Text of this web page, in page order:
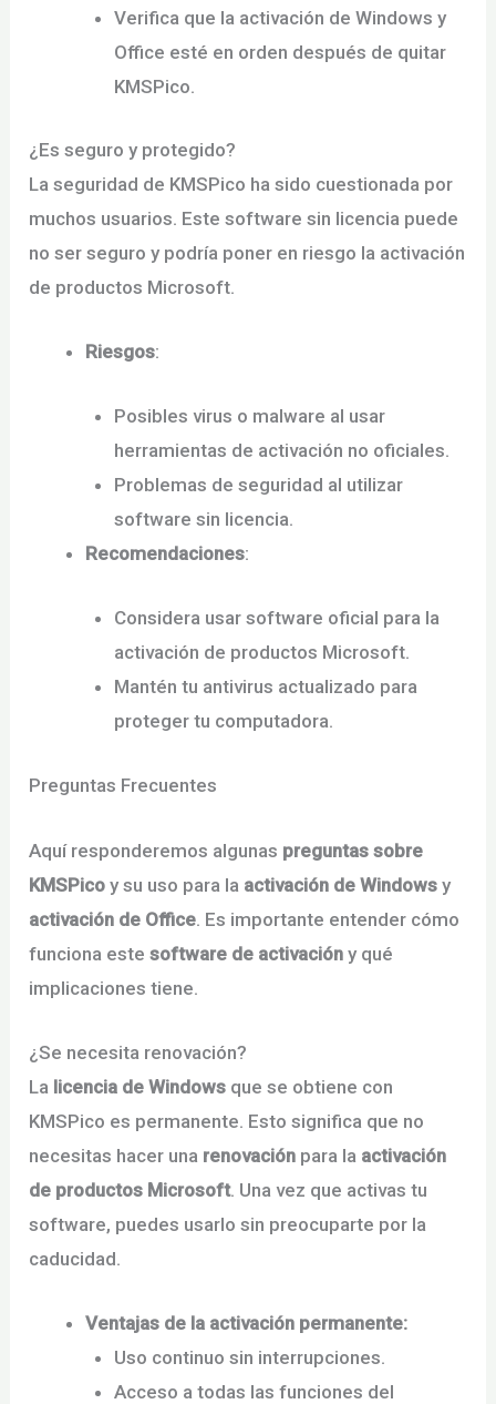
Verifica que la activación de Windows y
Office esté en orden después de quitar
KMSPico.
¿Es seguro y protegido?
La seguridad de KMSPico ha sido cuestionada por
muchos usuarios. Este software sin licencia puede
no ser seguro y podría poner en riesgo la activación
de productos Microsoft.
Riesgos:
Posibles virus o malware al usar
herramientas de activación no oficiales.
Problemas de seguridad al utilizar
software sin licencia.
Recomendaciones:
Considera usar software oficial para la
activación de productos Microsoft.
Mantén tu antivirus actualizado para
proteger tu computadora.
Preguntas Frecuentes
Aquí responderemos algunas preguntas sobre
KMSPico y su uso para la activación de Windows y
activación de Office. Es importante entender cómo
funciona estesoftware de activación y qué
implicaciones tiene.
¿Se necesita renovación?
La licencia de Windows que se obtiene con
KMSPico es permanente. Esto significa que no
necesitas hacer una renovación para la activación
de productos Microsoft. Una vez que activas tu
software, puedes usarlo sin preocuparte por la
caducidad.
Ventajas de la activación permanente:
Uso continuo sin interrupciones.
Acceso a todas las funciones del